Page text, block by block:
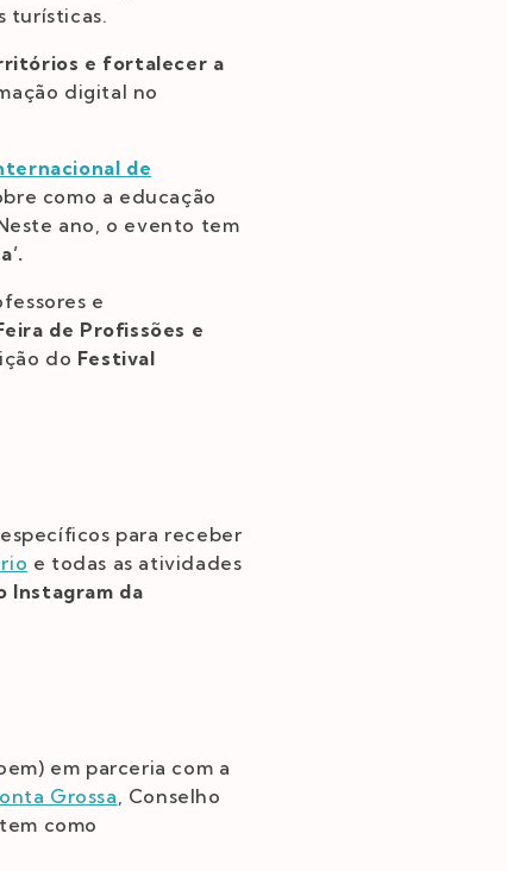
turísticas.
e fortalecer a
digital no
de
como a educação
ano, o evento tem
e
de Profissões e
do Festival
específicos para receber
e todas as atividades
Instagram da
em parceria com a
Grossa , Conselho
como